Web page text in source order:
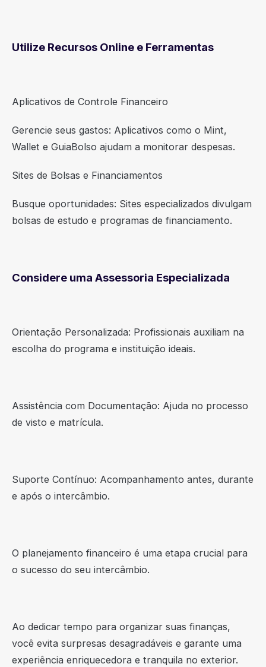
Utilize Recursos Online e Ferramentas
Aplicativos de Controle Financeiro
Gerencie seus gastos: Aplicativos como o Mint,
Wallet e GuiaBolso ajudam a monitorar despesas.
Sites de Bolsas e Financiamentos
Busque oportunidades: Sites especializados divulgam
bolsas de estudo e programas de financiamento.
Considere uma Assessoria Especializada
Orientação Personalizada: Profissionais auxiliam na
escolha do programa e instituição ideais.
Assistência com Documentação: Ajuda no processo
de visto e matrícula.
Suporte Contínuo: Acompanhamento antes, durante
e após o intercâmbio.
O planejamento financeiro é uma etapa crucial para
o sucesso do seu intercâmbio.
Ao dedicar tempo para organizar suas finanças,
você evita surpresas desagradáveis e garante uma
experiência enriquecedora e tranquila no exterior.